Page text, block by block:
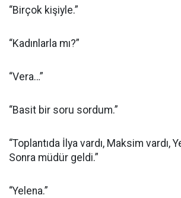
“Birçok kişiyle.”
“Kadınlarla mı?”
“Vera…”
“Basit bir soru sordum.”
“Toplantıda İlya vardı, Maksim vardı,
Sonra müdür geldi.”
“Yelena.”